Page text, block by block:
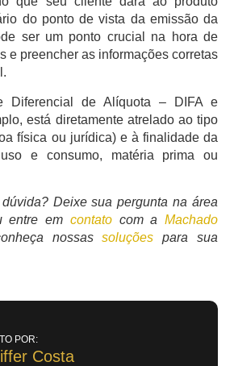
do ponto de vista da emissão da
ser um ponto crucial na hora de
e preencher as informações corretas
Diferencial de Alíquota – DIFA e
está diretamente atrelado ao tipo
física ou jurídica) e à finalidade da
e consumo, matéria prima ou
Deixe sua pergunta na área
entre em contatocom a Machado
nossassoluções para sua
POR:
Costa